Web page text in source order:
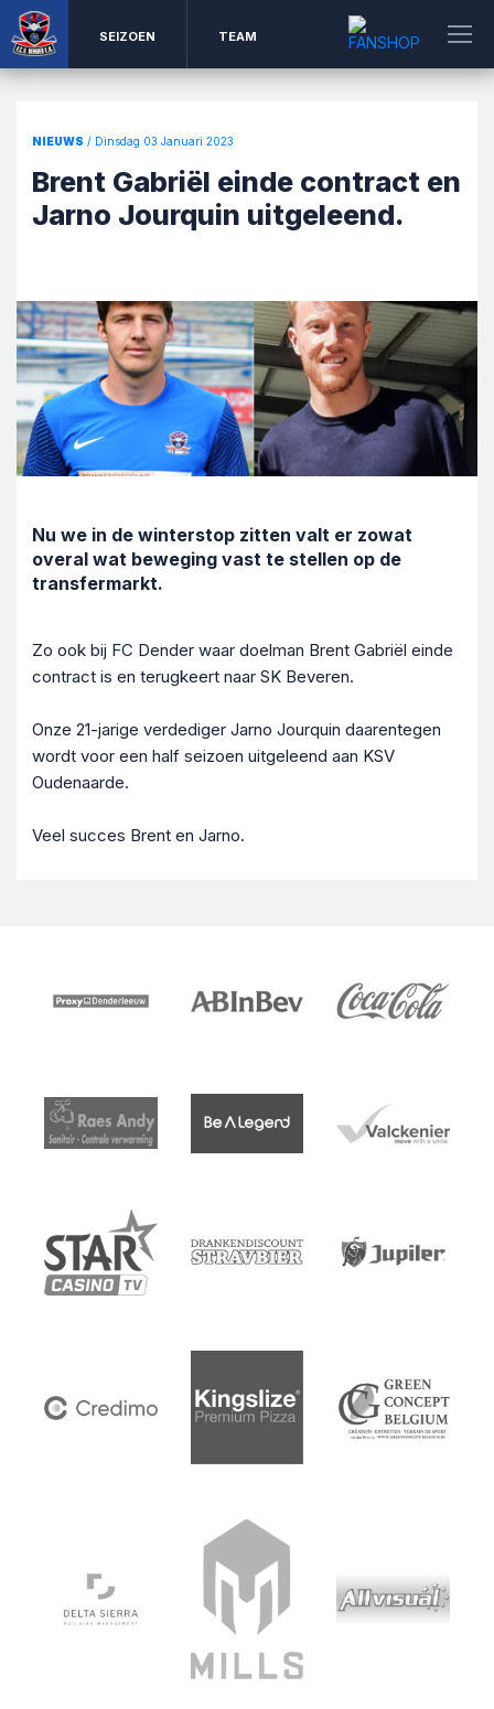
SEIZOEN TEAM
NIEUWS / Dinsdag 03 Januari 2023
Brent Gabriël einde contract en
Jarno Jourquin uitgeleend.
Nu we in de winterstop zitten valt er zowat
overal wat beweging vast te stellen op de
transfermarkt.
Zo ook bij FC Dender waar doelman Brent Gabriël einde
contract is en terugkeert naar SK Beveren.
Onze 21-jarige verdediger Jarno Jourquin daarentegen
wordt voor een half seizoen uitgeleend aan KSV
Oudenaarde.
Veel succes Brent en Jarno.